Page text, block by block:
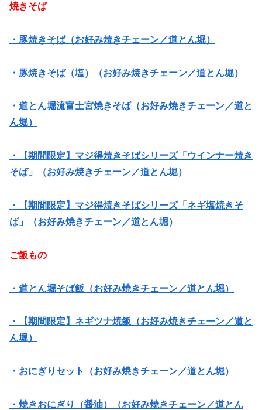
焼きそば
・豚焼きそば（お好み焼きチェーン／道とん堀）
・豚焼きそば（塩）（お好み焼きチェーン／道とん堀）
・道とん堀流富士宮焼きそば（お好み焼きチェーン／道と
ん堀）
・【期間限定】マジ得焼きそばシリーズ「ウインナー焼き
そば」（お好み焼きチェーン／道とん堀）
・【期間限定】マジ得焼きそばシリーズ「ネギ塩焼きそ
ば」（お好み焼きチェーン／道とん堀）
ご飯もの
・道とん堀そば飯（お好み焼きチェーン／道とん堀）
・【期間限定】ネギツナ焼飯（お好み焼きチェーン／道と
ん堀）
・おにぎりセット（お好み焼きチェーン／道とん堀）
・焼きおにぎり（醤油）（お好み焼きチェーン／道とん